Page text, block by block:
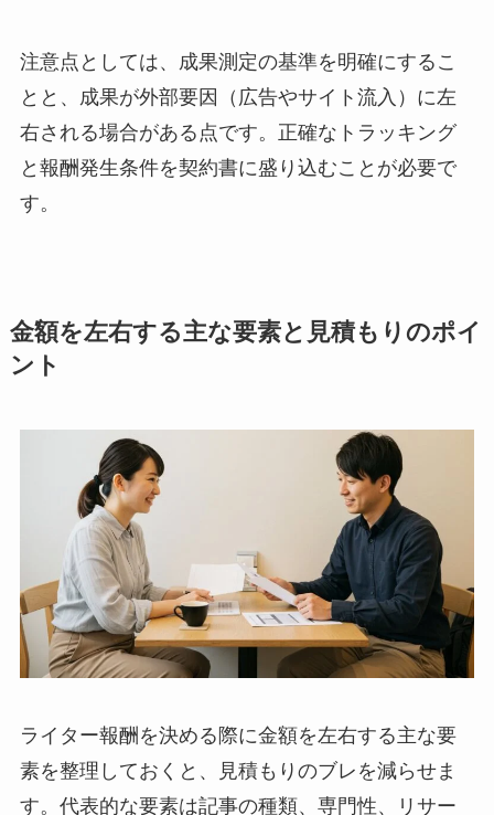
注意点としては、成果測定の基準を明確にするこ
とと、成果が外部要因（広告やサイト流入）に左
右される場合がある点です。正確なトラッキング
と報酬発生条件を契約書に盛り込むことが必要で
す。
金額を左右する主な要素と見積もりのポイ
ント
ライター報酬を決める際に金額を左右する主な要
素を整理しておくと、見積もりのブレを減らせま
す。代表的な要素は記事の種類、専門性、リサー